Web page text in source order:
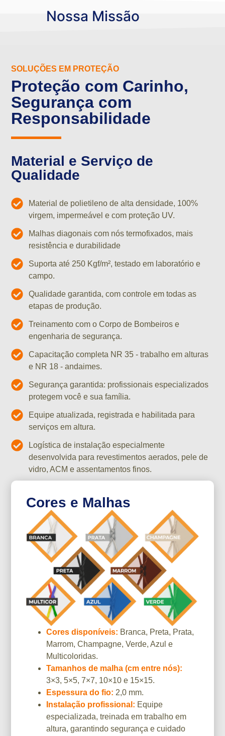
Nossa Missão
SOLUÇÕES EM PROTEÇÃO
Proteção com Carinho,
Segurança com
Responsabilidade
Material e Serviço de
Qualidade
Material de polietileno de alta densidade, 100%
virgem, impermeável e com proteção UV.
Malhas diagonais com nós termofixados, mais
resistência e durabilidade
Suporta até 250 Kgf/m², testado em laboratório e
campo.
Qualidade garantida, com controle em todas as
etapas de produção.
Treinamento com o Corpo de Bombeiros e
engenharia de segurança.
Capacitação completa NR 35 - trabalho em alturas
e NR 18 - andaimes.
Segurança garantida: profissionais especializados
protegem você e sua família.
Equipe atualizada, registrada e habilitada para
serviços em altura.
Logística de instalação especialmente
desenvolvida para revestimentos aerados, pele de
vidro, ACM e assentamentos finos.
Cores e Malhas
Cores disponíveis: Branca, Preta, Prata,
Marrom, Champagne, Verde, Azul e
Multicoloridas.
Tamanhos de malha (cm entre nós):
3×3, 5×5, 7×7, 10×10 e 15×15.
Espessura do fio: 2,0 mm.
Instalação profissional: Equipe
especializada, treinada em trabalho em
altura, garantindo segurança e cuidado